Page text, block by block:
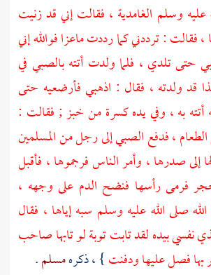
عليه وسلم الغامدية ، فقالت إني قد زنيت
، فقالت : ترددني كما رددتماعزافوالله إني
حتى تلدي ، فلما ولدت أتته بالصبي في
قد ولدته ، فقال : اذهبي فأرضعيه حتى
أتته به ، وفي يده كسرة من خبز ; فقالت :
، فدفع الصبي إلى رجل من المسلمين
إلى صدرها ، وأمر الناس فرجموها ، فأقبل
فرمى رأسها فنضح الدم على وجهه ،
صلى الله عليه وسلم سبه إياها ، فقال
نفسي بيده لقد تابت توبة لو تابها صاحب
فصل عليها ودفنت} ، ذكرهمسلم.